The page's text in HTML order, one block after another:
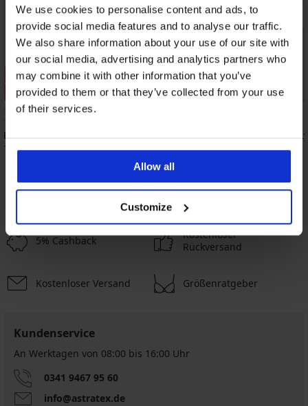
We use cookies to personalise content and ads, to
provide social media features and to analyse our traffic.
We also share information about your use of our site with
our social media, advertising and analytics partners who
may combine it with other information that you’ve
provided to them or that they’ve collected from your use
of their services.
Allow all
Customize
Sale
Rabatt -70%
Erotischer BH Astina unwattiert
12,30 €40,99 €
Sale
Rabatt -70%
Braut-Strumpfhalter
6,30 €20,99 €
5% Cashback
Kostenloser
Rückversand
Kostenloser Versand Größenratgeber
Kundenservice
An Werktagen von 08:00 bis 16:00 Uhr
0341 9467 95 60
info@astratex.de